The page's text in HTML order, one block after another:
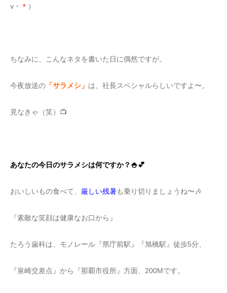
v・
＊ ）
ちなみに、こんなネタを書いた日に偶然ですが。
今夜放送の 「サラメシ」 は、社長スペシャルらしいですよ〜。
見なきゃ（笑）📺
あなたの今日のサラメシは何ですか？🍚💕
おいしいもの食べて、 厳しい残暑も乗り切りましょうね〜🎶
『素敵な笑顔は健康なお口から』
たろう歯科は、モノレール『県庁前駅』『旭橋駅』徒歩5分、
『泉崎交差点』から『那覇市役所』方面、200Mです。